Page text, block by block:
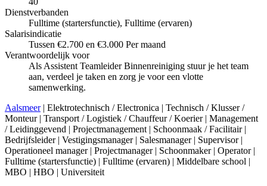
Dienstverbanden
Fulltime (startersfunctie), Fulltime (ervaren)
Salarisindicatie
Tussen €2.700 en €3.000 Per maand
Verantwoordelijk voor
Als Assistent Teamleider Binnenreiniging stuur je het team
aan, verdeel je taken en zorg je voor een vlotte
samenwerking.
Aalsmeer| Elektrotechnisch / Electronica | Technisch / Klusser /
Monteur | Transport / Logistiek / Chauffeur / Koerier | Management
/ Leidinggevend | Projectmanagement | Schoonmaak / Facilitair |
Bedrijfsleider | Vestigingsmanager | Salesmanager | Supervisor |
Operationeel manager | Projectmanager | Schoonmaker | Operator |
Fulltime (startersfunctie) | Fulltime (ervaren) | Middelbare school |
MBO | HBO | Universiteit